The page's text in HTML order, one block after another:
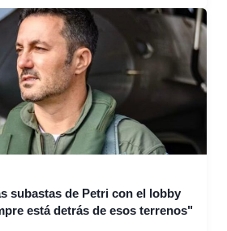
subastas de Petri con el lobby
está detrás de esos terrenos"